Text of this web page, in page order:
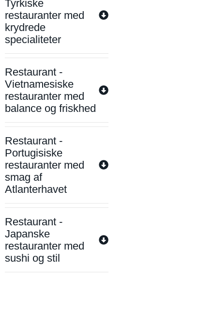
Tyrkiske
restauranter med
krydrede
specialiteter
Restaurant -
Vietnamesiske
restauranter med
balance og friskhed
Restaurant -
Portugisiske
restauranter med
smag af
Atlanterhavet
Restaurant -
Japanske
restauranter med
sushi og stil